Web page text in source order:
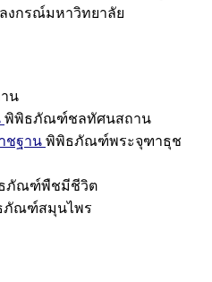
งกรณ์มหาวิทยาลัย
น
พิพิธภัณฑ์ชลทัศนสถาน
ชฐาน พิพิธภัณฑ์พระจุฑาธุช
ภัณฑ์พืชมีชีวิต
ภัณฑ์สมุนไพร